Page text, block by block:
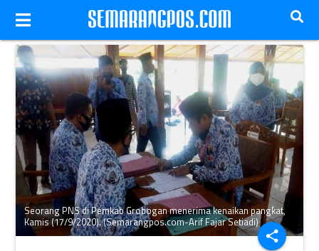
share
Seorang PNS di Pemkab Grobogan menerima kenaikan pangkat,
Kamis (17/9/2020). (Semarangpos.com-Arif Fajar Setiadi)